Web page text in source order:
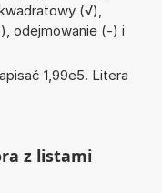
(√),
odejmowanie (-) i
1,99e5. Litera
z listami